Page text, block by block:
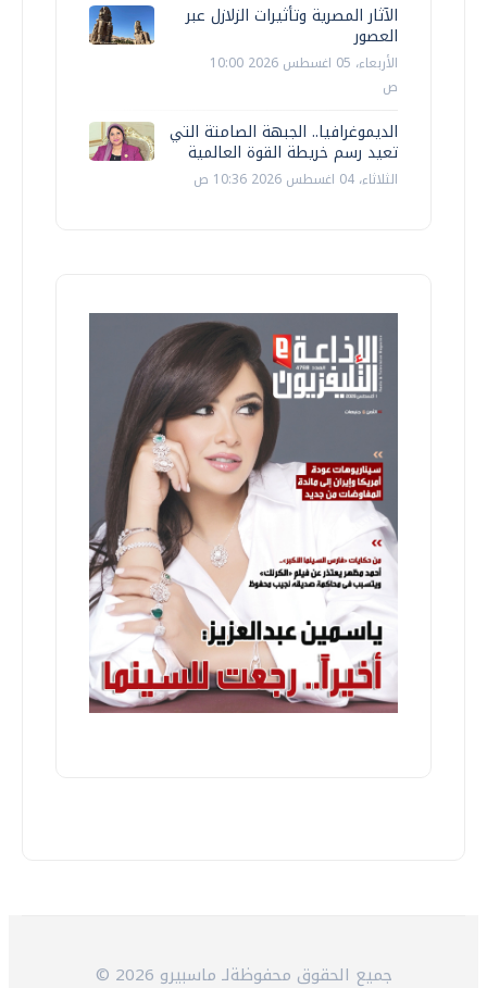
الآثار المصرية وتأثيرات الزلازل عبر
العصور
الأربعاء، 05 اغسطس 2026 10:00
ص
الديموغرافيا.. الجبهة الصامتة التي
تعيد رسم خريطة القوة العالمية
الثلاثاء، 04 اغسطس 2026 10:36 ص
© 2026 جميع الحقوق محفوظةلـ ماسبيرو